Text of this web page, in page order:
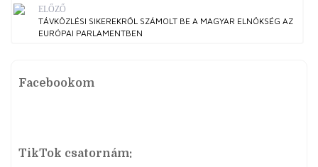
ELŐZŐ
TÁVKÖZLÉSI SIKEREKRŐL SZÁMOLT BE A MAGYAR ELNÖKSÉG AZ
EURÓPAI PARLAMENTBEN
Facebookom
TikTok csatornám: